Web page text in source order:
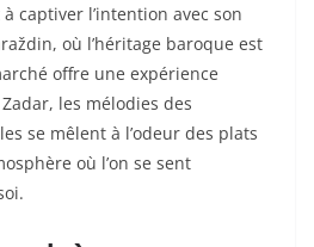
captiver l’intention avec son
où l’héritage baroque est
offre une expérience
les mélodies des
se mêlent à l’odeur des plats
où l’on se sent